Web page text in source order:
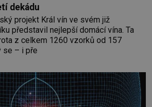
dekádu
projekt Král vín ve svém již
představil nejlepší domácí vína. Ta
z celkem 1260 vzorků od 157
se – i pře